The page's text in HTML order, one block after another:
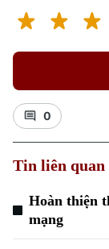
0
Tin liên quan
Hoàn thiện
mạng